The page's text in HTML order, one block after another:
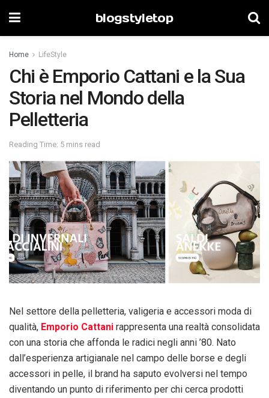
blogstyletop
Home LifeStyle
Chi è Emporio Cattani e la Sua
Storia nel Mondo della
Pelletteria
Reading Time: 5 mins read
Nel settore della pelletteria, valigeria e accessori moda di
qualità, Emporio Cattani rappresenta una realtà consolidata
con una storia che affonda le radici negli anni ’80. Nato
dall’esperienza artigianale nel campo delle borse e degli
accessori in pelle, il brand ha saputo evolversi nel tempo
diventando un punto di riferimento per chi cerca prodotti